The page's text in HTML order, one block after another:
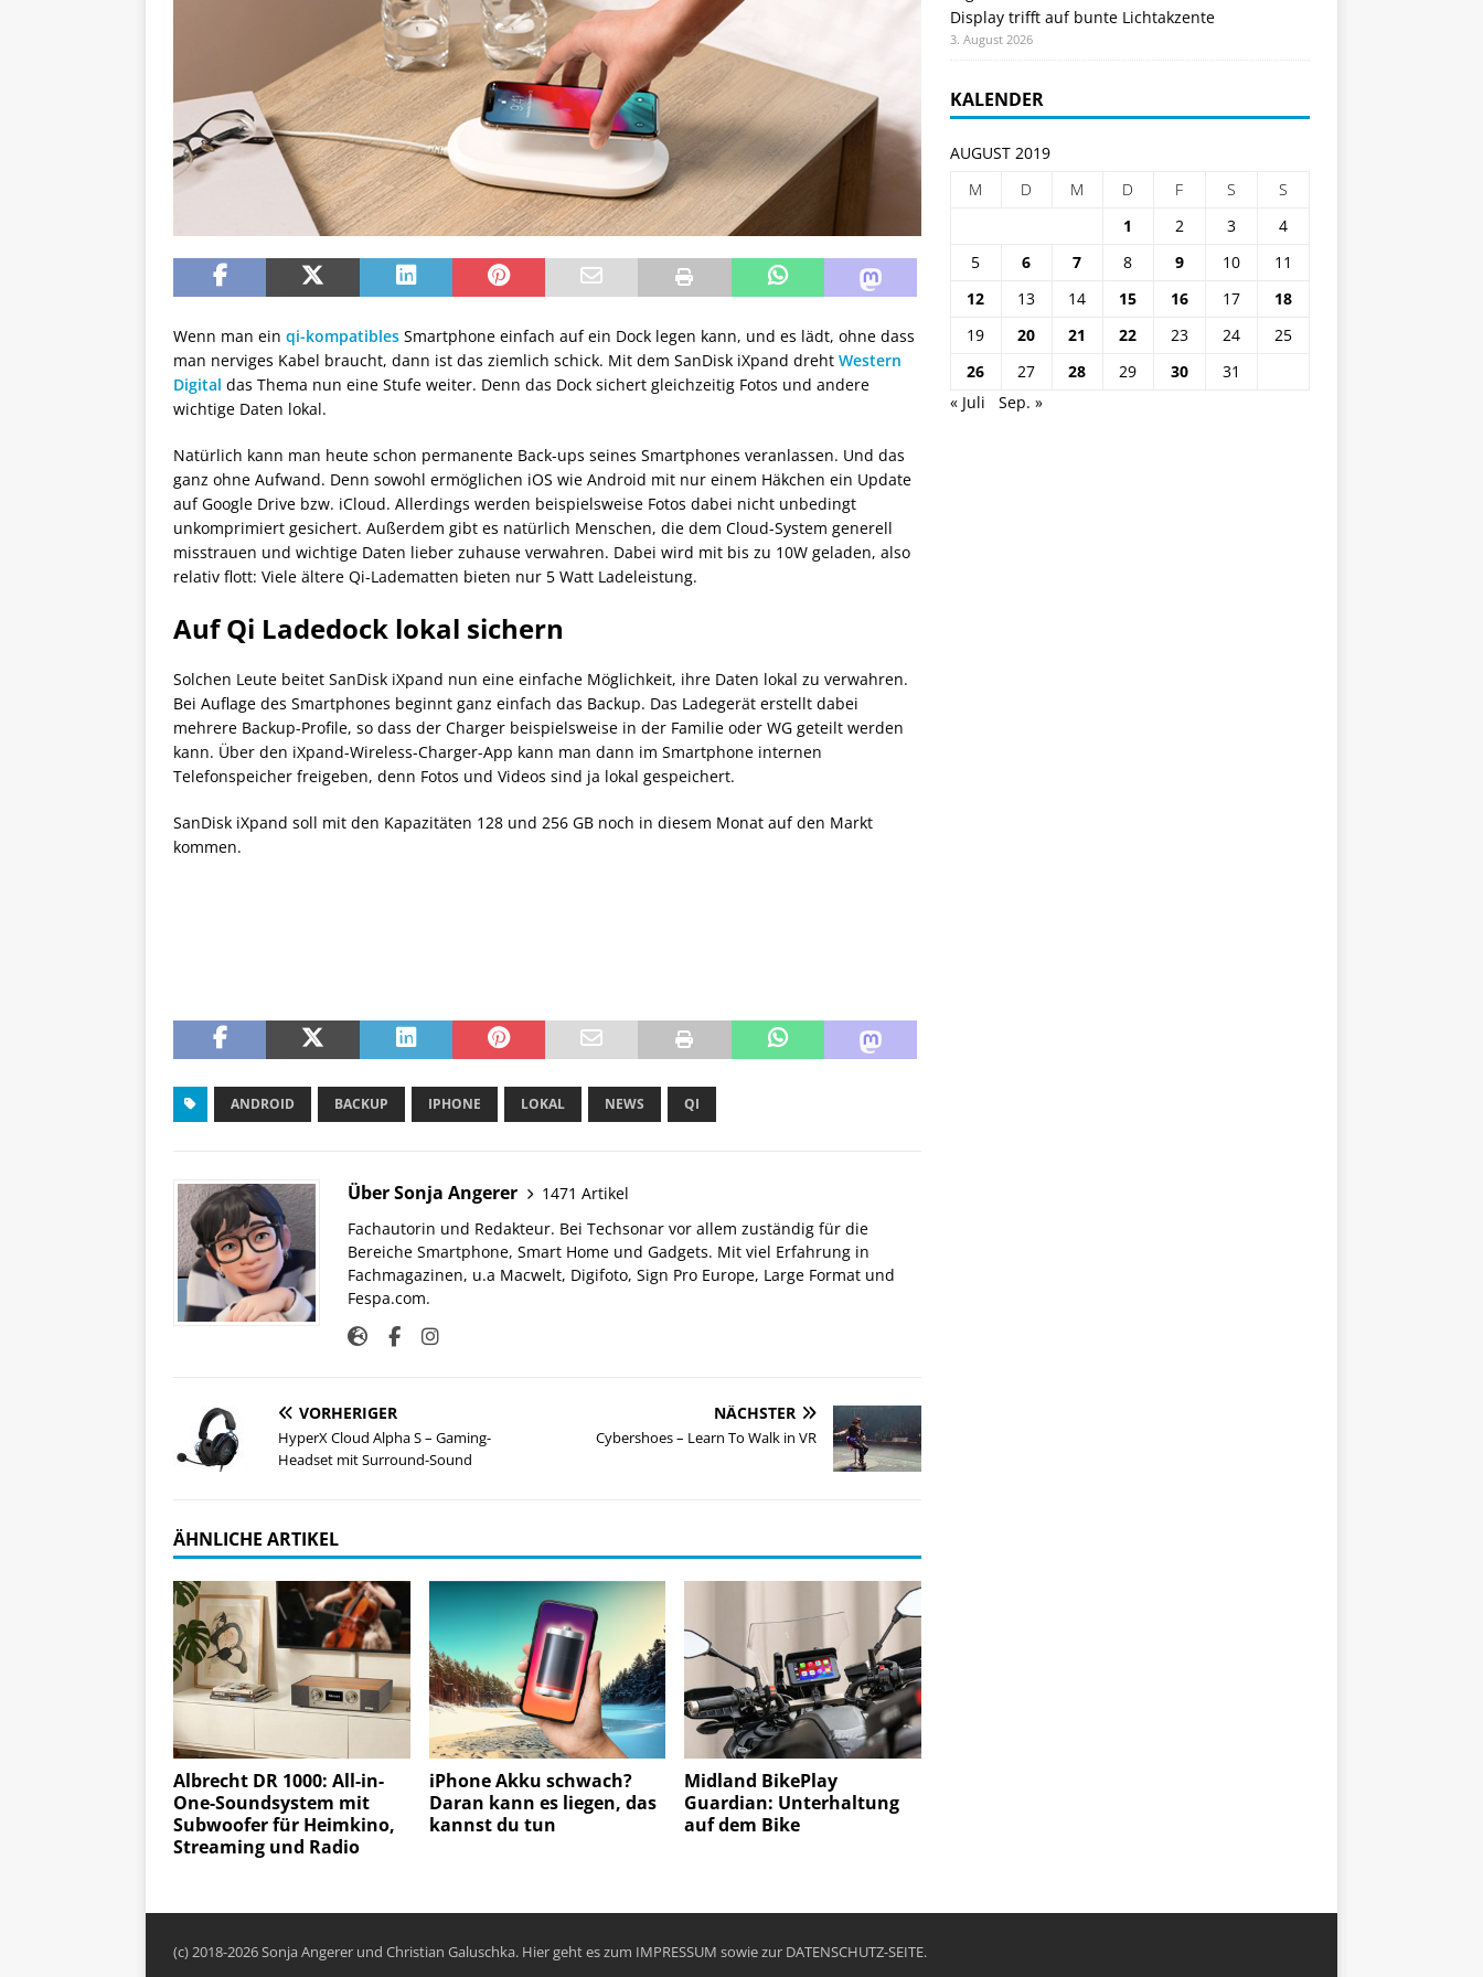
Wenn man ein qi-kompatibles Smartphone einfach auf ein Dock legen kann, und es lädt, ohne dass
man nerviges Kabel braucht, dann ist das ziemlich schick. Mit dem SanDisk iXpand dreht Western
Digital das Thema nun eine Stufe weiter. Denn das Dock sichert gleichzeitig Fotos und andere
wichtige Daten lokal.
Natürlich kann man heute schon permanente Back-ups seines Smartphones veranlassen. Und das
ganz ohne Aufwand. Denn sowohl ermöglichen iOS wie Android mit nur einem Häkchen ein Update
auf Google Drive bzw. iCloud. Allerdings werden beispielsweise Fotos dabei nicht unbedingt
unkomprimiert gesichert. Außerdem gibt es natürlich Menschen, die dem Cloud-System generell
misstrauen und wichtige Daten lieber zuhause verwahren. Dabei wird mit bis zu 10W geladen, also
relativ flott: Viele ältere Qi-Ladematten bieten nur 5 Watt Ladeleistung.
Auf Qi Ladedock lokal sichern
Solchen Leute beitet SanDisk iXpand nun eine einfache Möglichkeit, ihre Daten lokal zu verwahren.
Bei Auflage des Smartphones beginnt ganz einfach das Backup. Das Ladegerät erstellt dabei
mehrere Backup-Profile, so dass der Charger beispielsweise in der Familie oder WG geteilt werden
kann. Über den iXpand-Wireless-Charger-App kann man dann im Smartphone internen
Telefonspeicher freigeben, denn Fotos und Videos sind ja lokal gespeichert.
SanDisk iXpand soll mit den Kapazitäten 128 und 256 GB noch in diesem Monat auf den Markt
kommen.
ANDROID BACKUP IPHONE LOKAL NEWS QI
Über Sonja Angerer
1471 Artikel
Fachautorin und Redakteur. Bei Techsonar vor allem zuständig für die
Bereiche Smartphone, Smart Home und Gadgets. Mit viel Erfahrung in
Fachmagazinen, u.a Macwelt, Digifoto, Sign Pro Europe, Large Format und
Fespa.com.
VORHERIGER
HyperX Cloud Alpha S – Gaming-
Headset mit Surround-Sound
NÄCHSTER
Cybershoes – Learn To Walk in VR
ÄHNLICHE ARTIKEL
Albrecht DR 1000: All-in-
One-Soundsystem mit
Subwoofer für Heimkino,
Streaming und Radio
iPhone Akku schwach?
Daran kann es liegen, das
kannst du tun
Midland BikePlay
Guardian: Unterhaltung
auf dem Bike
Display trifft auf bunte Lichtakzente
3. August 2026
KALENDER
AUGUST 2019
M
D M D F S
S
1
2 3
4
5
6 7 8 9 10
11
12
13 14 15 16 17
18
19
20 21 22 23 24
25
26
27 28 29 30
31
« Juli
Sep. »
(c) 2018-2026 Sonja Angerer und Christian Galuschka. Hier geht es zum IMPRESSUM sowie zur DATENSCHUTZ-SEITE.